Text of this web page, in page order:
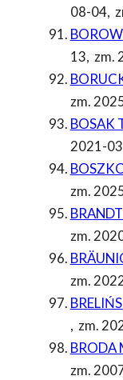
08-04,
13, zm.
zm.
BOSAK
2021-
zm.
zm.
zm.
, zm.
BRODA
zm.